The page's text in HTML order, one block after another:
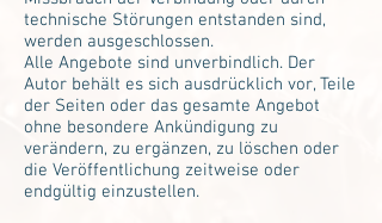
technische Störungen entstanden sind,
werden ausgeschlossen.
Alle Angebote sind unverbindlich. Der
Autor behält es sich ausdrücklich vor, Teile
der Seiten oder das gesamte Angebot
ohne besondere Ankündigung zu
verändern, zu ergänzen, zu löschen oder
die Veröffentlichung zeitweise oder
endgültig einzustellen.